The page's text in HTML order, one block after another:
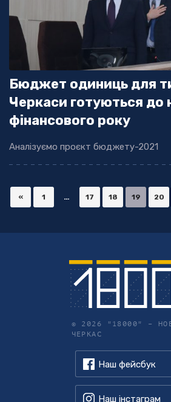
Бюджет одиниць для
Черкаси готуються до
фінансового року
Аналізуємо проєкт бюджету-2021
« 1 … 17 18 19 20
© 2026 "18000" –
ЧЕРКАС
Наш фейсбук
Наш інстаграм